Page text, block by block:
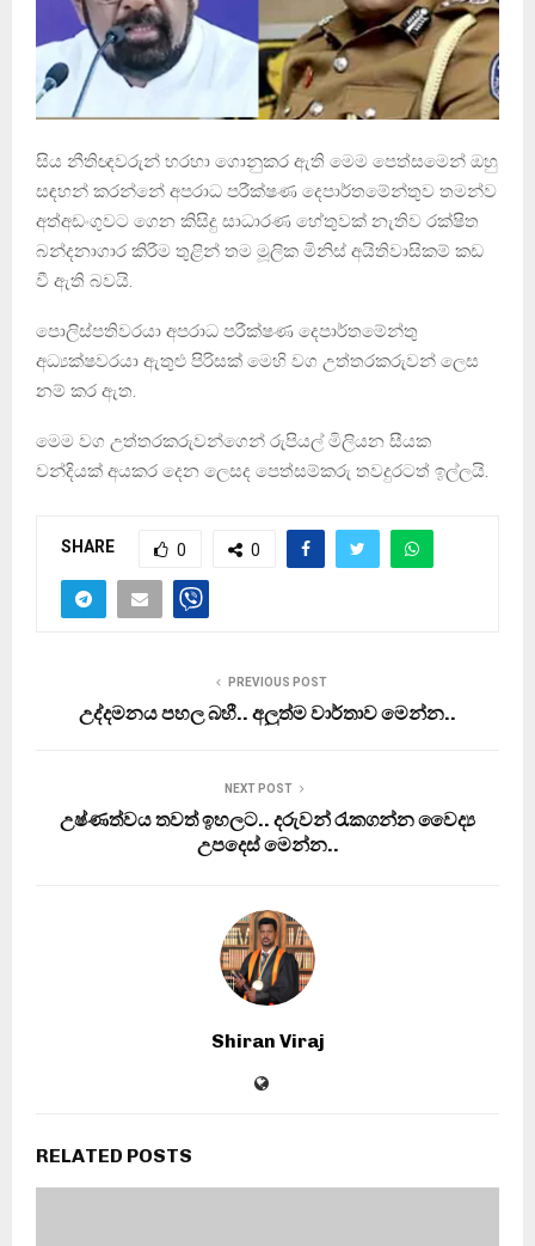
සිය නීතිඥවරුන් හරහා ගොනුකර ඇති මෙම පෙත්සමෙන් ඔහු
සඳහන් කරන්නේ අපරාධ පරීක්ෂණ දෙපාර්තමේන්තුව තමන්ව
අත්අඩංගුවට ගෙන කිසිදු සාධාරණ හේතුවක් නැතිව රක්ෂිත
බන්දනාගාර කිරීම තුළින් තම මූලික මිනිස් අයිතිවාසිකම් කඩ
වී ඇති බවයි.
පොලිස්පතිවරයා අපරාධ පරීක්ෂණ දෙපාර්තමේන්තු
අධ්‍යක්ෂවරයා ඇතුළු පිරිසක් මෙහි වග උත්තරකරුවන් ලෙස
නම් කර ඇත.
මෙම වග උත්තරකරුවන්ගෙන් රුපියල් මිලියන සීයක
වන්දියක් අයකර දෙන ලෙසද පෙත්සම්කරු තවදුරටත් ඉල්ලයි.
SHARE 0 0
PREVIOUS POST
උද්දමනය පහල බහී.. අලුත්ම වාර්තාව මෙන්න..
NEXT POST
උෂ්ණත්වය තවත් ඉහලට.. දරුවන් රැකගන්න වෛද්‍ය
උපදෙස් මෙන්න..
Shiran Viraj
RELATED POSTS